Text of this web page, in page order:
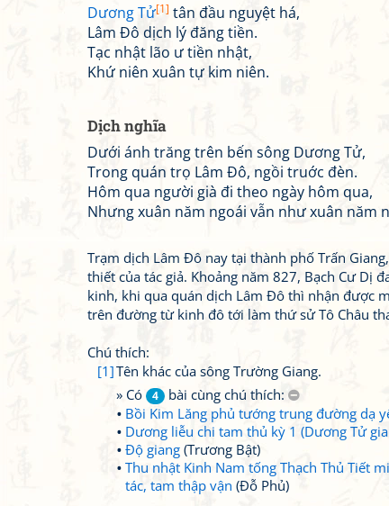
Dương Tử[1] tân đầu nguyệt há,
Lâm Đô dịch lý đăng tiền.
Tạc nhật lão ư tiền nhật,
Khứ niên xuân tự kim niên.
Dịch nghĩa
Dưới ánh trăng trên bến sông Dương Tử,
Trong quán trọ Lâm Đô, ngồi truớc đèn.
Hôm qua người già đi theo ngày hôm qua,
Nhưng xuân năm ngoái vẫn như xuân năm
Trạm dịch Lâm Đô nay tại thành phố Trấn
thiết của tác giả. Khoảng năm 827, Bạch Cư Dị
kinh, khi qua quán dịch Lâm Đô thì nhận được
trên đường từ kinh đô tới làm thứ sử Tô Châu
Chú thích:
[1]Tên khác của sông Trường Giang.
» Có
4
bài cùng chú thích:
Bồi Kim Lăng phủ tướng trung đường dạ
Dương liễu chi tam thủ kỳ 1 (Dương Tử
Độ giang (Trương Bật)
Thu nhật Kinh Nam tống Thạch Thủ Tiết
tác, tam thập vận (Đỗ Phủ)